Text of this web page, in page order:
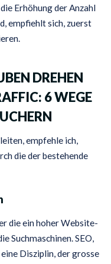
Erhöhung der Anzahl
empfiehlt sich, zuerst
DREHEN
6 WEGE
empfehle ich,
die der bestehende
die ein hoher Website-
Suchmaschinen. SEO,
Disziplin, der grosse